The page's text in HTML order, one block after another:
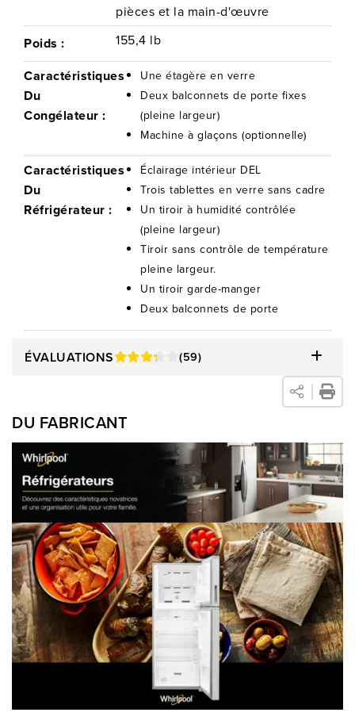
pièces et la main-d'œuvre
Poids :
155,4 lb
Caractéristiques
Du
Congélateur :
Une étagère en verre
Deux balconnets de porte fixes
(pleine largeur)
Machine à glaçons (optionnelle)
Caractéristiques
Du
Réfrigérateur :
Éclairage intérieur DEL
Trois tablettes en verre sans cadre
Un tiroir à humidité contrôlée
(pleine largeur)
Tiroir sans contrôle de température
pleine largeur.
Un tiroir garde-manger
Deux balconnets de porte
ÉVALUATIONS (59)
DU FABRICANT